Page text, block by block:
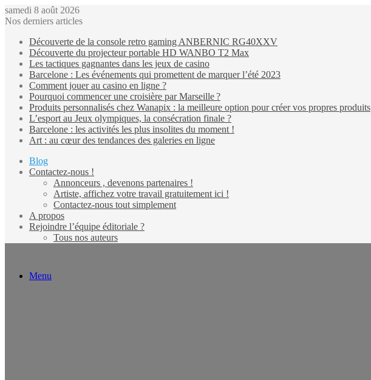
samedi 8 août 2026
Nos derniers articles
Découverte de la console retro gaming ANBERNIC RG40XXV
Découverte du projecteur portable HD WANBO T2 Max
Les tactiques gagnantes dans les jeux de casino
Barcelone : Les événements qui promettent de marquer l’été 2023
Comment jouer au casino en ligne ?
Pourquoi commencer une croisière par Marseille ?
Produits personnalisés chez Wanapix : la meilleure option pour créer vos propres produits
L’esport au Jeux olympiques, la consécration finale ?
Barcelone : les activités les plus insolites du moment !
Art : au cœur des tendances des galeries en ligne
Blog
Contactez-nous !
Annonceurs , devenons partenaires !
Artiste, affichez votre travail gratuitement ici !
Contactez-nous tout simplement
A propos
Rejoindre l’équipe éditoriale ?
Tous nos auteurs
Menu